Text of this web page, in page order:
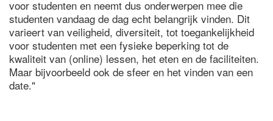
voor studenten en neemt dus onderwerpen mee die
studenten vandaag de dag echt belangrijk vinden. Dit
varieert van veiligheid, diversiteit, tot toegankelijkheid
voor studenten met een fysieke beperking tot de
kwaliteit van (online) lessen, het eten en de faciliteiten.
Maar bijvoorbeeld ook de sfeer en het vinden van een
date."